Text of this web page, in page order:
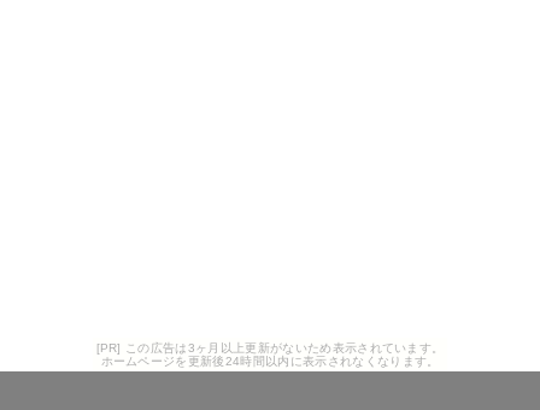
[PR] この広告は3ヶ月以上更新がないため表示されています。
ホームページを更新後24時間以内に表示されなくなります。